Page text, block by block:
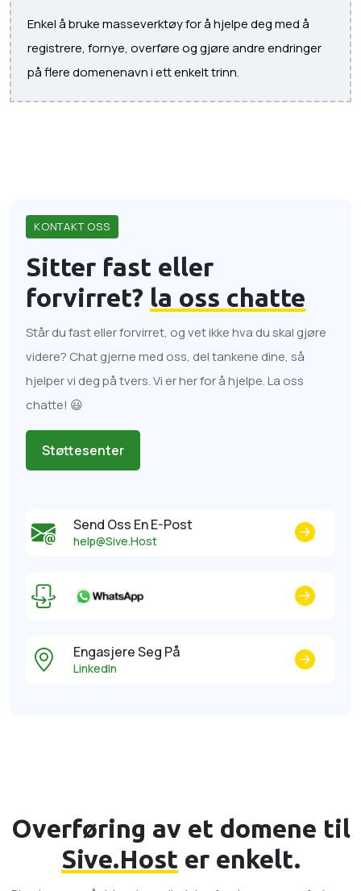
Enkel å bruke masseverktøy for å hjelpe deg med å
registrere, fornye, overføre og gjøre andre endringer
på flere domenenavn i ett enkelt trinn.
KONTAKT OSS
Sitter fast eller
forvirret? la oss chatte
Står du fast eller forvirret, og vet ikke hva du skal gjøre
videre? Chat gjerne med oss, del tankene dine, så
hjelper vi deg på tvers. Vi er her for å hjelpe. La oss
chatte! 😃
Støttesenter
Send Oss ​​en E-Post
help@Sive.Host
Engasjere Seg På
LinkedIn
Overføring av et domene til
Sive.Host er enkelt.